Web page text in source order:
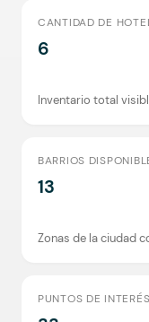
CANTIDAD DE
6
Inventario total
BARRIOS
13
Zonas de la ciudad
PUNTOS DE